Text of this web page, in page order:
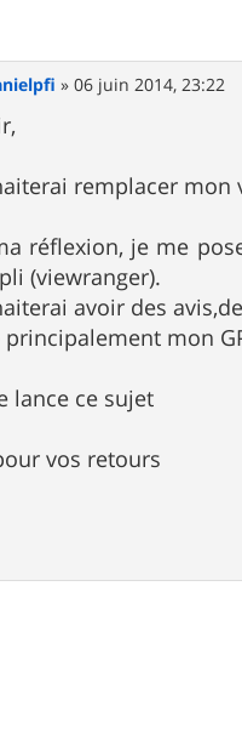
»06 juin 2014, 23:22
remplacer mon
réflexion, je me
(viewranger).
avoir des
principalement mon
lance ce sujet
vos retours